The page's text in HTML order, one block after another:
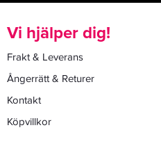
Vi hjälper dig!
Frakt & Leverans
Ångerrätt & Returer
Kontakt
Köpvillkor